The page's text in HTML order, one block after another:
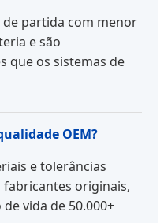
partida com menor
e são
que os sistemas de
OEM?
e tolerâncias
originais,
vida de 50.000+